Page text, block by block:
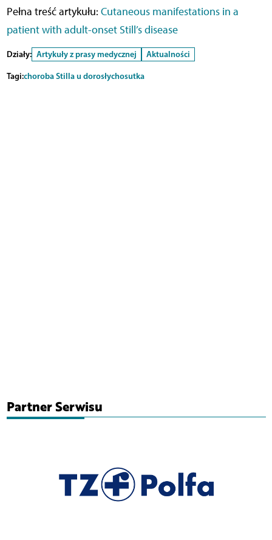
Pełna treść artykułu: Cutaneous manifestations in a
patient with adult-onset Still’s disease
Działy: Artykuły z prasy medycznej
Aktualności
Tagi:choroba Stilla u dorosłychosutka
Partner Serwisu